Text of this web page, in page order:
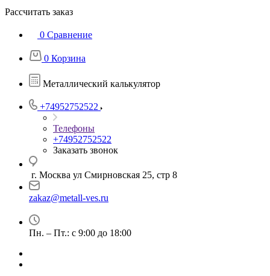
Рассчитать заказ
0 Сравнение
0 Корзина
Металлический калькулятор
+74952752522
Телефоны
+74952752522
Заказать звонок
г. Москва ул Смирновская 25, стр 8
zakaz@metall-ves.ru
Пн. – Пт.: с 9:00 до 18:00